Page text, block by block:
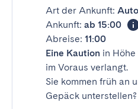
Art der Ankunft:
Ankunft: ab 15:00
Abreise: 11:00
Eine Kaution in
im Voraus verlangt.
Sie kommen früh an
Gepäck unterstellen?